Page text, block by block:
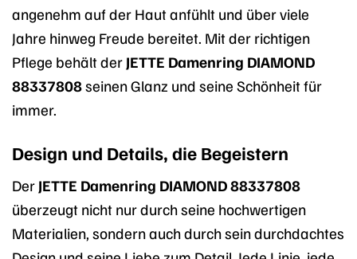
angenehm auf der Haut anfühlt und über viele
Jahre hinweg Freude bereitet. Mit der richtigen
Pflege behält der JETTE Damenring DIAMOND
88337808seinen Glanz und seine Schönheit für
immer.
Design und Details, die Begeistern
Der JETTE Damenring DIAMOND 88337808
überzeugt nicht nur durch seine hochwertigen
Materialien, sondern auch durch sein durchdachtes